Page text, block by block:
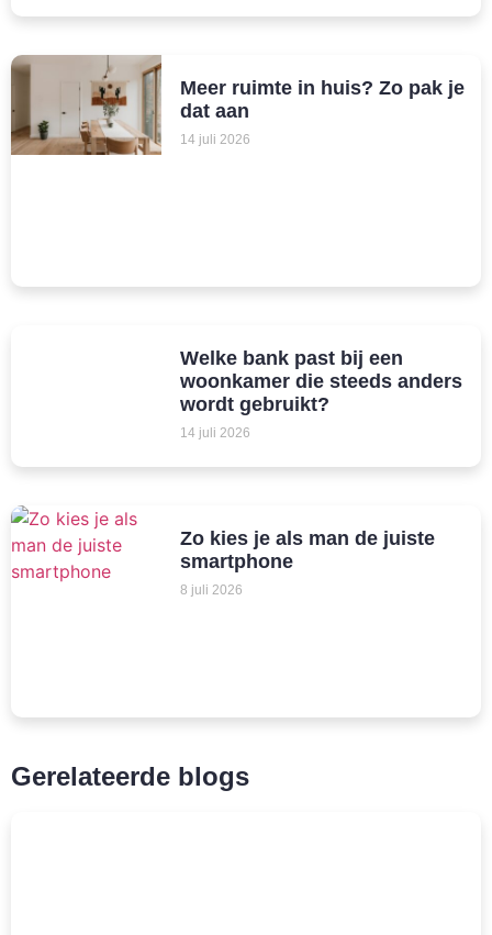
Meer ruimte in huis? Zo pak je
dat aan
14 juli 2026
Welke bank past bij een
woonkamer die steeds anders
wordt gebruikt?
14 juli 2026
Zo kies je als man de juiste
smartphone
8 juli 2026
Gerelateerde blogs